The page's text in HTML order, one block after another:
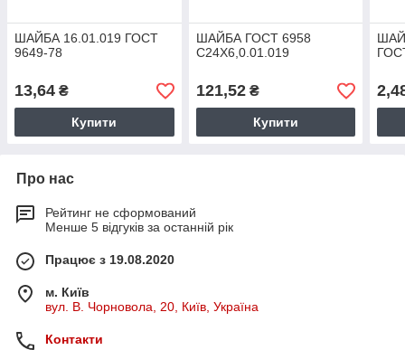
ШАЙБА 16.01.019 ГОСТ
9649-78
13,64 ₴
Купити
ШАЙБА ГОСТ 6958
С24Х6,0.01.019
121,52₴
Купити
Про нас
Рейтинг не сформований
Менше 5 відгуків за останній рік
Працює з 19.08.2020
м. Київ
вул. В. Чорновола, 20, Київ, Україна
Контакти